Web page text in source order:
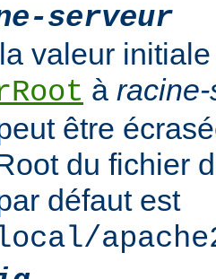
serveur
valeur
à
être
du fichier
défaut est